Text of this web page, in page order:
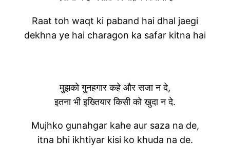
Raat toh waqt ki paband hai dhal jaegi
dekhna ye hai charagon ka safar kitna hai
मुझको गुनहगार कहे और सजा न दे,
इतना भी इख्तियार किसी को खुदा न दे.
Mujhko gunahgar kahe aur saza na de,
itna bhi ikhtiyar kisi ko khuda na de.